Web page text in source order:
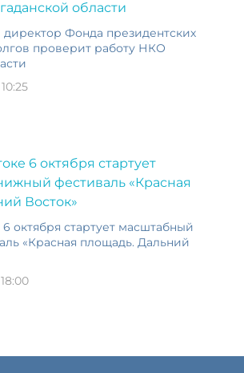
Фонда президентских
проверит работу НКО
октября стартует масштабный
«Красная площадь. Дальний